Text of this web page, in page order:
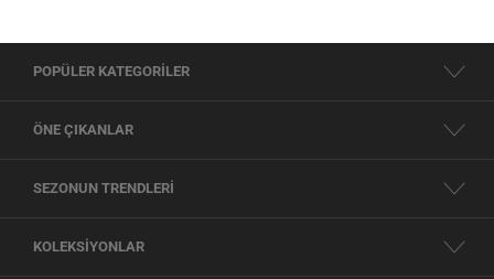
POPÜLER KATEGORİLER
ÖNE ÇIKANLAR
SEZONUN TRENDLERİ
KOLEKSİYONLAR